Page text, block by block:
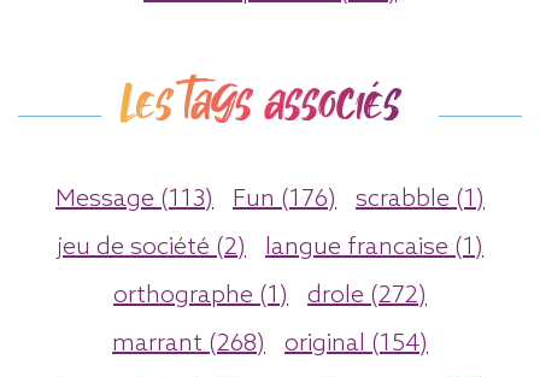
Les tags associés
Message (113) Fun (176)
scrabble (1)
jeu de société (2)
langue francaise (1)
orthographe (1)
drole (272)
marrant (268)
original (154)